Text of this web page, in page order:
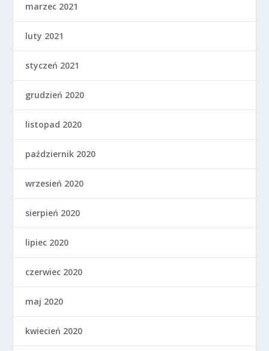
marzec 2021
luty 2021
styczeń 2021
grudzień 2020
listopad 2020
październik 2020
wrzesień 2020
sierpień 2020
lipiec 2020
czerwiec 2020
maj 2020
kwiecień 2020